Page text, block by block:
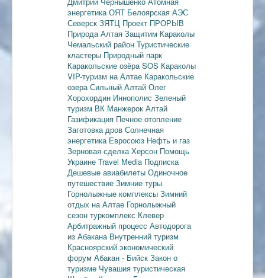
энергетикаОЯТ Белоярская АЭС
Северск ЗЯТЦ Проект ПРОРЫВ
Природа Алтая Защитим Караколы
Чемальский район Туристические
кластеры Природный парк
Каракольские озёраSOS Караколы
VIP-туризм на Алтае Каракольские
озераСильный Алтай Олег
Хорохордин Иннополис Зеленый
туризм ВК Манжерок Алтай
Газификация Печное отопление
Заготовка дров Солнечная
энергетика Евросоюз Нефть и газ
Зерновая сделкаХерсон Помощь
Украине Travel Media Подписка
Дешевые авиабилеты Одиночное
путешествие Зимние туры
Горнолыжные комплексы Зимний
отдых на Алтае Горнолыжный
сезон туркомплекс Клевер
Арбитражный процесс Автодорога
из Абакана Внутренний туризм
Красноярский экономический
форум Абакан - Бийск Закон о
туризме Чувашия туристическая